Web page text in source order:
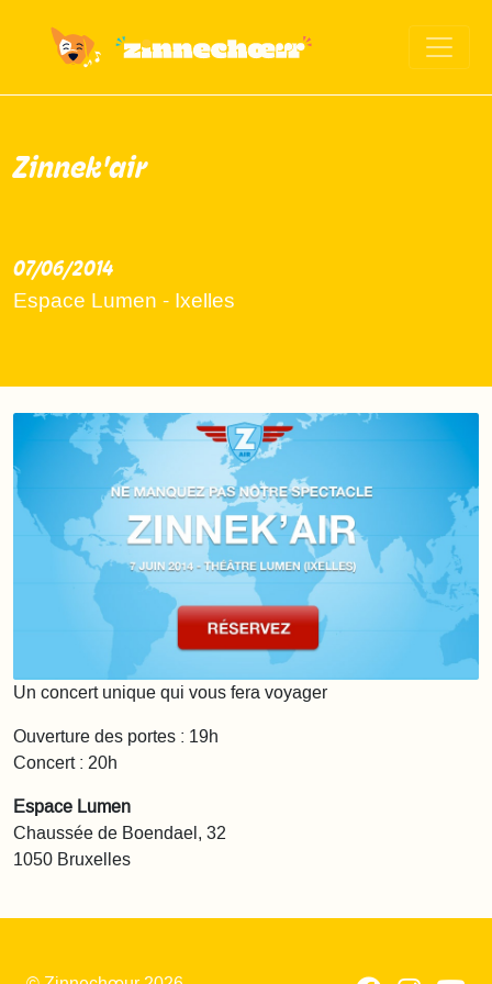
Zinnek'air
07/06/2014
2014-06-07
Espace Lumen - Ixelles
Un concert unique qui vous fera voyager
Ouverture des portes : 19h
Concert : 20h
Espace Lumen
Chaussée de Boendael, 32
1050 Bruxelles